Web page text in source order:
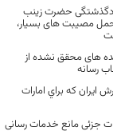
حضرت زینب
مصیبت های بسیار،
های محقق نشده از
رسانه
ايران كه براي امارات
جزئی مانع خدمات رسانی